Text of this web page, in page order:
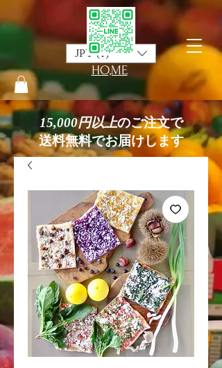
HO,ME
JPY (¥)
15,000円以上のご注文で
送料無料でお届けします